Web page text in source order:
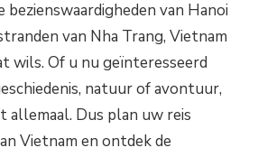
bezienswaardigheden van Hanoi
van Nha Trang, Vietnam
wils. Of u nu geïnteresseerd
natuur of avontuur,
allemaal. Dus plan uw reis
Vietnam en ontdek de